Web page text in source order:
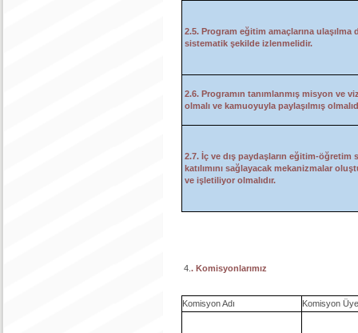
2.5. Program eğitim amaçlarına ulaşılma
sistematik şekilde izlenmelidir.
2.6. Programın tanımlanmış misyon ve
olmalı ve kamuoyuyla paylaşılmış
2.7. İç ve dış paydaşların eğitim-öğretim
katılımını sağlayacak mekanizmalar
ve işletiliyor olmalıdır.
4. . Komisyonlarımız
Komisyon Adı Komisyon